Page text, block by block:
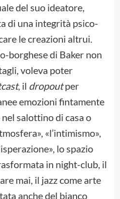
del suo ideatore,
di una integrità psico-
le creazioni altrui.
borghese di Baker non
voleva poter
, il dropoutper
emozioni fintamente
salottino di casa o
«l’intimismo»,
lo spazio
in night-club, il
mai, il jazz come arte
anche del bianco